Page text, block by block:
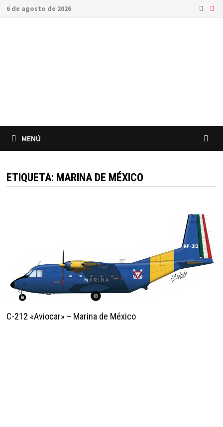
Saltar
6 de agosto de 2026
MENÚ
ETIQUETA: MARINA DE MÉXICO
C-212 «Aviocar» – Marina de México